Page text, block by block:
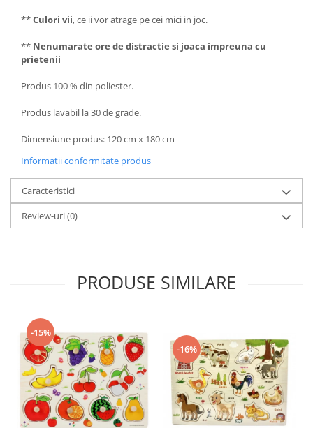
**Culori vii, ce ii vor atrage pe cei mici in joc.
** Nenumarate ore de distractie si joaca impreuna cu
prietenii
Produs 100 % din poliester.
Produs lavabil la 30 de grade.
Dimensiune produs: 120 cm x 180 cm
Informatii conformitate produs
Caracteristici
Review-uri(0)
PRODUSE SIMILARE
-15%
-16%